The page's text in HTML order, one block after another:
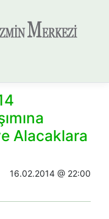
Alacaklara
16.02.2014 @ 22:00